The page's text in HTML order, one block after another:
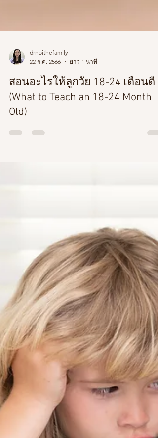
22 ก.ค. 2566
ยาว 1 นาที
สอนอะไรให้ลูกวัย 18-24 เดือนดี
(What to Teach an 18-24 Month
Old)